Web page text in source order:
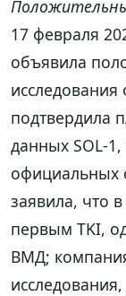
17 февраля
объявила
подтвердила
данных SOL-
официальных
заявила, что
первым TKI,
ВМД;